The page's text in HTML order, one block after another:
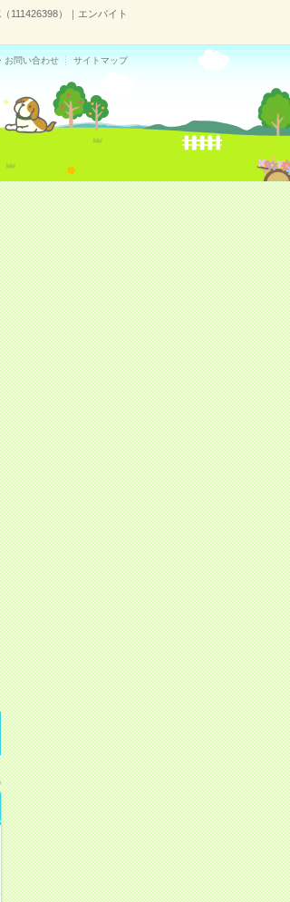
111426398）｜エンバイト
お問い合わせ サイトマップ